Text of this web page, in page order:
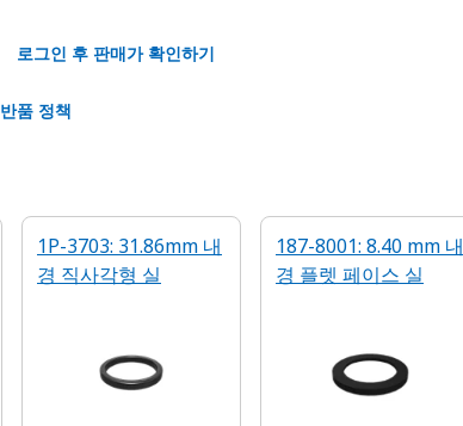
로그인 후 판매가 확인하기
반품 정책
1P-3703: 31.86mm 내
경 직사각형 실
187-8001: 8.40 mm 내
경 플렛 페이스 실